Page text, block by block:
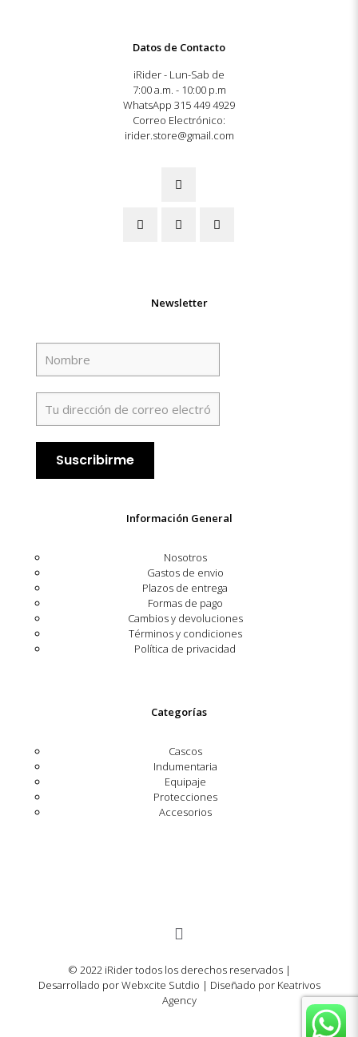
Datos de Contacto
iRider - Lun-Sab de
7:00 a.m. - 10:00 p.m
WhatsApp 315 449 4929
Correo Electrónico:
irider.store@gmail.com
Newsletter
Información General
Nosotros
Gastos de envio
Plazos de entrega
Formas de pago
Cambios y devoluciones
Términos y condiciones
Política de privacidad
Categorías
Cascos
Indumentaria
Equipaje
Protecciones
Accesorios
© 2022 iRider todos los derechos reservados |
Desarrollado por Webxcite Sutdio | Diseñado por Keatrivos
Agency